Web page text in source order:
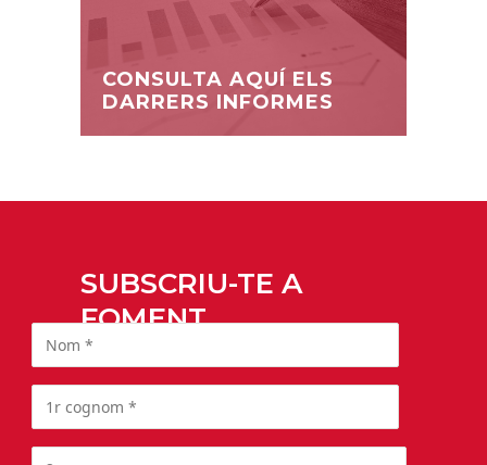
CONSULTA AQUÍ ELS
DARRERS INFORMES
SUBSCRIU-TE A
FOMENT